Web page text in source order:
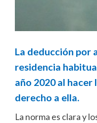
La deducción por
residencia
año 2020 al
derecho a ella.
La norma es clara y